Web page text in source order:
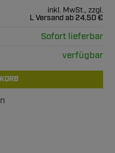
inkl. MwSt., zzgl.
L Versand ab 24,50 €
Sofort lieferbar
verfügbar